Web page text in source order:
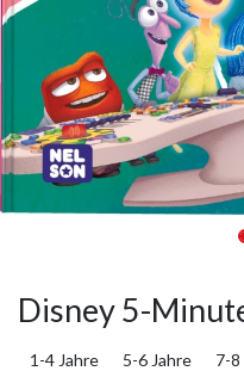
Disney 5-
1-4 Jahre 5-6 Jahre 7-8